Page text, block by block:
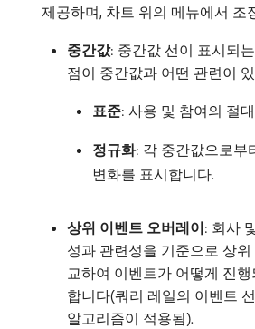
제공하며, 차트 위의 메뉴에서 조
중간값: 중간값 선이 표시되
점이 중간값과 어떤 관련이
표준: 사용 및 참여의 절
정규화: 각 중간값으로부
변화를 표시합니다.
상위 이벤트 오버레이: 회사
성과 관련성을 기준으로 상위
교하여 이벤트가 어떻게 진
합니다(쿼리 레일의 이벤트
알고리즘이 적용됨).